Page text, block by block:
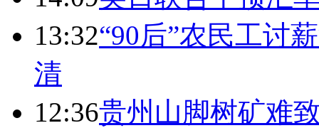
13:32“90后”农民工讨
清
12:36贵州山脚树矿难